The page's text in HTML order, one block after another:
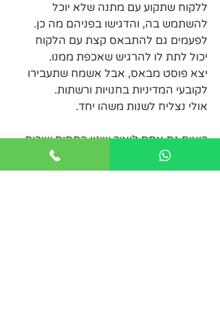
ללקוח שתקוע עם מתנה שלא יוכל
להשתמש בה, והדגישו בפניהם מה כן.
לפעמים גם להתבאס קצת עם הלקוח
יכול לתת לו להרגיש שאכפת ממנו.
יצא פוסט מבאס, אבל אשמח שתעבירו
לקובעי המדיניות בחנויות ורשתות.
אולי נצליח לשנות משהו יחד.
רוצים גם אתם ליצור שינוי בתחום שירות
הלקוחות?
הזמינו אותי לסדנת שירות ומיומנויות